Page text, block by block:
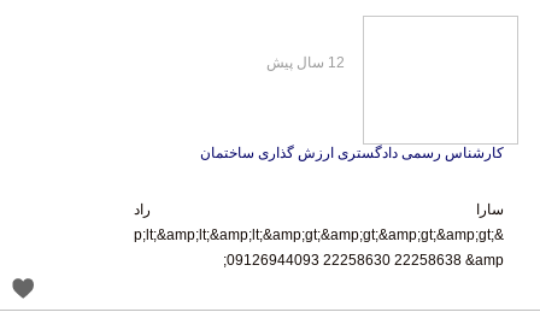
کارشناس رسمی دادگستری ارزش گذاری ساختمان
سارا راد
&amp;lt;&amp;lt;&amp;lt;&amp;lt;&amp;gt;&amp;gt;&amp;gt;&amp;gt;
09126944093 22258630 22258638 &amp;
12 سال پیش